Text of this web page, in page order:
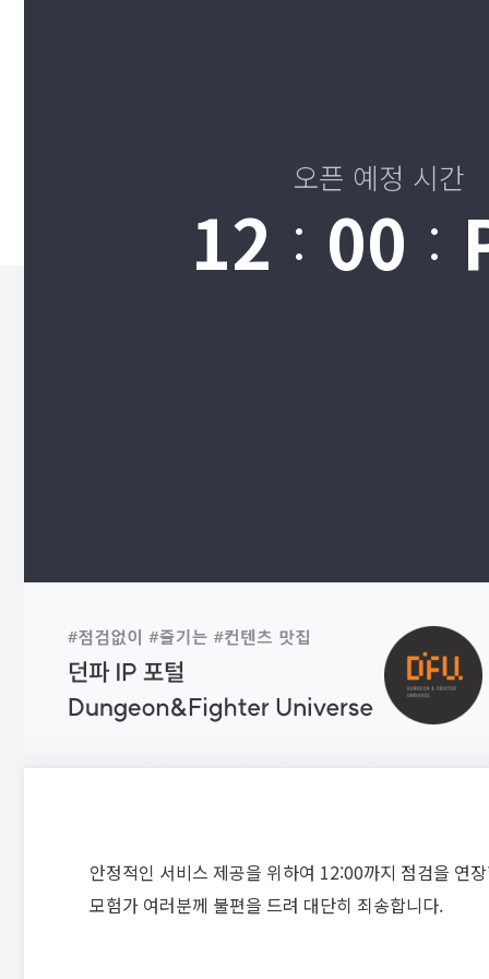
오픈 예정 시간
12 00
안정적인 서비스 제공을 위하여 12:00까지 점검을 연
모험가 여러분께 불편을 드려 대단히 죄송합니다.